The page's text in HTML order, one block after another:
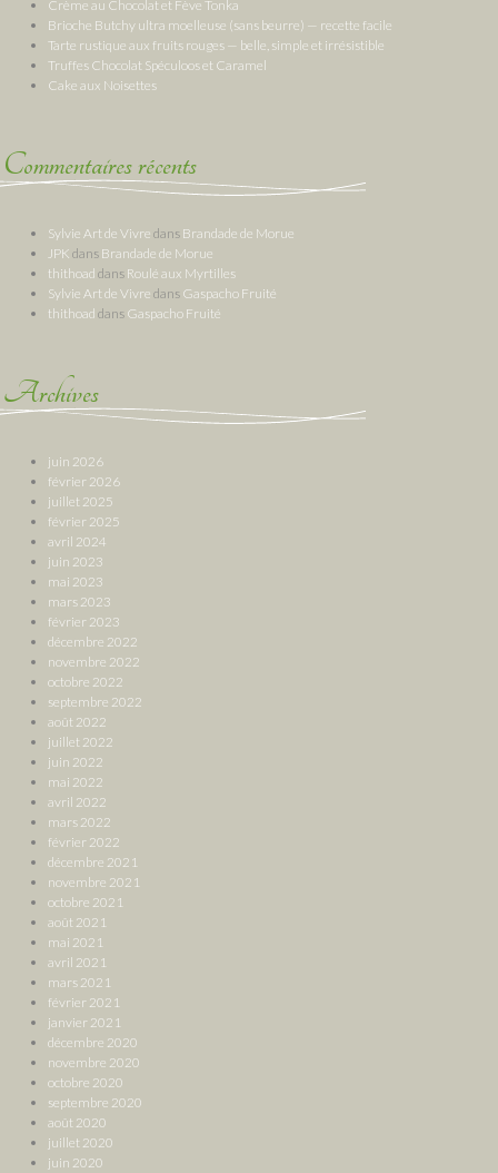
Crème au Chocolat et Fève Tonka
Brioche Butchy ultra moelleuse (sans beurre) — recette facile
Tarte rustique aux fruits rouges — belle, simple et irrésistible
Truffes Chocolat Spéculoos et Caramel
Cake aux Noisettes
Commentaires récents
Sylvie Art de Vivre dans Brandade de Morue
JPK dans Brandade de Morue
thithoad dans Roulé aux Myrtilles
Sylvie Art de Vivre dans Gaspacho Fruité
thithoad dans Gaspacho Fruité
Archives
juin 2026
février 2026
juillet 2025
février 2025
avril 2024
juin 2023
mai 2023
mars 2023
février 2023
décembre 2022
novembre 2022
octobre 2022
septembre 2022
août 2022
juillet 2022
juin 2022
mai 2022
avril 2022
mars 2022
février 2022
décembre 2021
novembre 2021
octobre 2021
août 2021
mai 2021
avril 2021
mars 2021
février 2021
janvier 2021
décembre 2020
novembre 2020
octobre 2020
septembre 2020
août 2020
juillet 2020
juin 2020